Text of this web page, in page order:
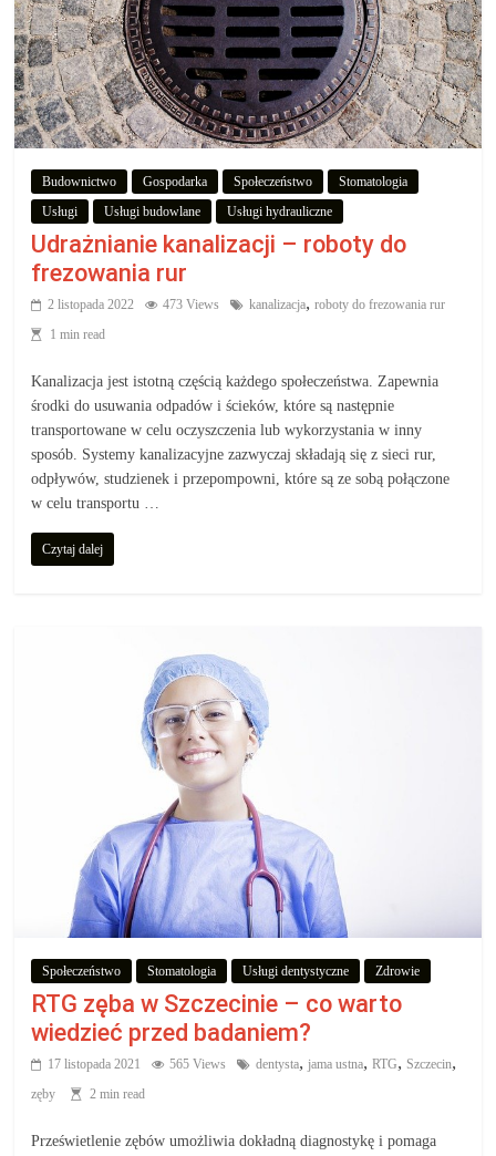
Budownictwo Gospodarka Społeczeństwo
Stomatologia
Usługi
Usługi budowlane Usługi hydrauliczne
Udrażnianie kanalizacji – roboty do
frezowania rur
2 listopada 2022 473 Views kanalizacja,roboty do frezowania rur
1 min read
Kanalizacja jest istotną częścią każdego społeczeństwa. Zapewnia
środki do usuwania odpadów i ścieków, które są następnie
transportowane w celu oczyszczenia lub wykorzystania w inny
sposób. Systemy kanalizacyjne zazwyczaj składają się z sieci rur,
odpływów, studzienek i przepompowni, które są ze sobą połączone
w celu transportu …
Czytaj dalej
Społeczeństwo Stomatologia Usługi dentystyczne Zdrowie
RTG zęba w Szczecinie – co warto
wiedzieć przed badaniem?
17 listopada 2021 565 Views dentysta,jama ustna,RTG, Szczecin,
zęby 2 min read
Prześwietlenie zębów umożliwia dokładną diagnostykę i pomaga